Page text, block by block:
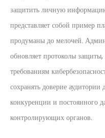
защитить личную
представляет собой пример
продуманы до мелочей.
обновляет протоколы
требованиям
сохранять доверие
конкуренции и постоянного
контролирующих органов.